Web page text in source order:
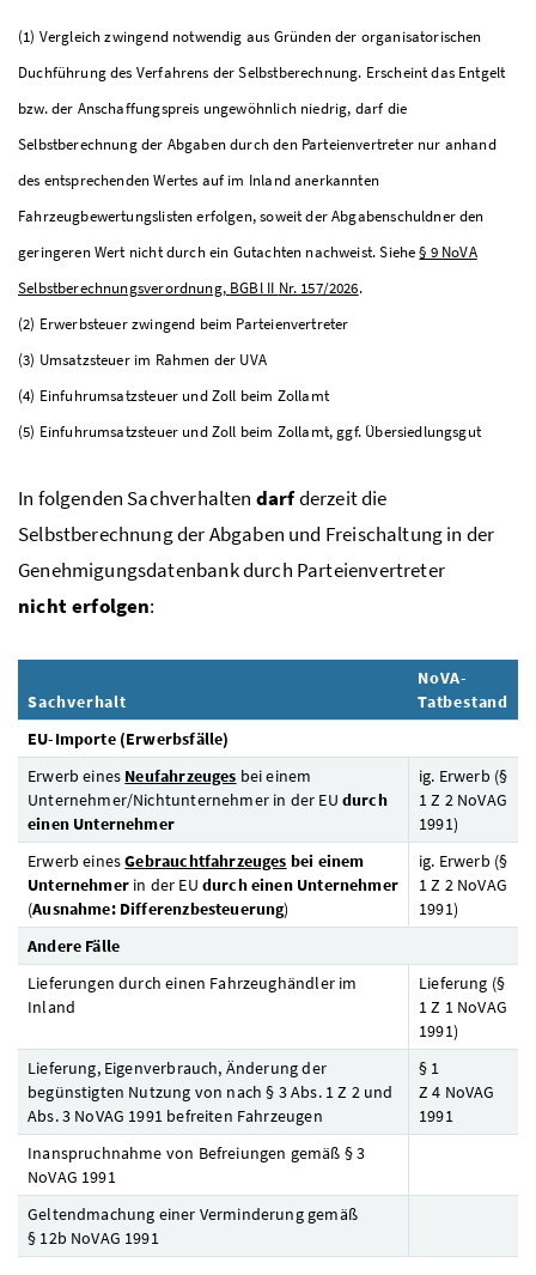
(1) Vergleich zwingend notwendig aus Gründen der organisatorischen
Duchführung des Verfahrens der Selbstberechnung. Erscheint das Entgelt
bzw. der Anschaffungspreis ungewöhnlich niedrig, darf die
Selbstberechnung der Abgaben durch den Parteienvertreter nur anhand
des entsprechenden Wertes auf im Inland anerkannten
Fahrzeugbewertungslisten erfolgen, soweit der Abgabenschuldner den
geringeren Wert nicht durch ein Gutachten nachweist. Siehe§ 9 NoVA
Selbstberechnungsverordnung, BGBlII Nr. 157/2026.
(2) Erwerbsteuer zwingend beim Parteienvertreter
(3) Umsatzsteuer im Rahmen der UVA
(4) Einfuhrumsatzsteuer und Zoll beim Zollamt
(5) Einfuhrumsatzsteuer und Zoll beim Zollamt,ggf. Übersiedlungsgut
In folgenden Sachverhalten darfderzeit die
Selbstberechnung der Abgaben und Freischaltung in der
Genehmigungsdatenbank durch Parteienvertreter
nicht erfolgen:
Sachverhalt
NoVA-
Tatbestand
EU-Importe (Erwerbsfälle)
Erwerb eines Neufahrzeuges bei einem
Unternehmer/Nichtunternehmer in der EU durch
einen Unternehmer
ig. Erwerb (§
1Z 2 NoVAG
1991)
Erwerb einesGebrauchtfahrzeuges bei einem
Unternehmerin der EU durch einen Unternehmer
(Ausnahme: Differenzbesteuerung)
ig. Erwerb (§
1Z 2 NoVAG
1991)
Andere Fälle
Lieferungen durch einen Fahrzeughändler im
Inland
Lieferung (§
1Z 1 NoVAG
1991)
Lieferung, Eigenverbrauch, Änderung der
begünstigten Nutzung von nach § 3Abs.1Z 2 und
Abs.3 NoVAG 1991 befreiten Fahrzeugen
§ 1
Z 4 NoVAG
1991
Inanspruchnahme von Befreiungen gemäß § 3
NoVAG 1991
Geltendmachung einer Verminderung gemäß
§ 12b NoVAG 1991